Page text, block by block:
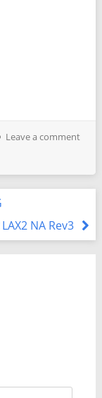
Leave a comment
NA Rev3